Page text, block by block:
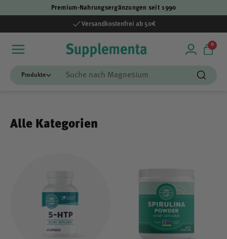
Premium-Nahrungsergänzungen seit 1990
Versandkostenfrei ab 50€
Einloggen
00
Suchen
Suchen
Alle Kategorien